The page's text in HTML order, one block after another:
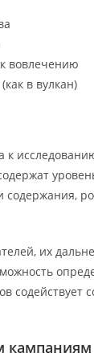
вовлечению
в вулкан)
к
их
кампаниям